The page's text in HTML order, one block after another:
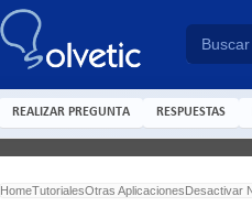
REALIZAR PREGUNTA RESPUESTAS
HomeTutorialesOtras AplicacionesDesactivar